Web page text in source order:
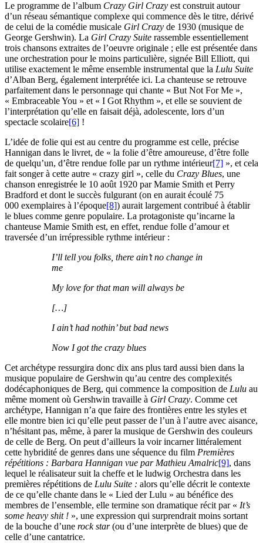
Le programme de l’album Crazy Girl Crazy est construit autour
d’un réseau sémantique complexe qui commence dès le titre, dérivé
de celui de la comédie musicale Girl Crazy de 1930 (musique de
George Gershwin). La Girl Crazy Suite rassemble essentiellement
trois chansons extraites de l’oeuvre originale ; elle est présentée dans
une orchestration pour le moins particulière, signée Bill Elliott, qui
utilise exactement le même ensemble instrumental que la Lulu Suite
d’Alban Berg, également interprétée ici. La chanteuse se retrouve
parfaitement dans le personnage qui chante « But Not For Me »,
« Embraceable You » et « I Got Rhythm », et elle se souvient de
l’interprétation qu’elle en faisait déjà, adolescente, lors d’un
spectacle scolaire[6] !
L’idée de folie qui est au centre du programme est celle, précise
Hannigan dans le livret, de « la folie d’être amoureuse, d’être folle
de quelqu’un, d’être rendue folle par un rythme intérieur[7] », et cela
fait songer à cette autre « crazy girl », celle du Crazy Blues, une
chanson enregistrée le 10 août 1920 par Mamie Smith et Perry
Bradford et dont le succès fulgurant (on en aurait écoulé 75
000 exemplaires à l’époque[8]) aurait largement contribué à établir
le blues comme genre populaire. La protagoniste qu’incarne la
chanteuse Mamie Smith est, en effet, rendue folle d’amour et
traversée d’un irrépressible rythme intérieur :
I’ll tell you folks, there ain’t no change in
me
My love for that man will always be
[…]
I ain’t had nothin’ but bad news
Now I got the crazy blues
Cet archétype ressurgira donc dix ans plus tard aussi bien dans la
musique populaire de Gershwin qu’au centre des complexités
dodécaphoniques de Berg, qui commence la composition de Lulu au
même moment où Gershwin travaille à Girl Crazy. Comme cet
archétype, Hannigan n’a que faire des frontières entre les styles et
elle montre bien ici qu’elle peut passer de l’un à l’autre avec aisance,
n’hésitant pas, même, à parer la musique de Gershwin des couleurs
de celle de Berg. On peut d’ailleurs la voir incarner littéralement
cette hybridité de genres dans une séquence du film Premières
répétitions : Barbara Hannigan vue par Mathieu Amalric[9], dans
lequel le réalisateur suit la cheffe et le ludwig Orchestra dans les
premières répétitions de Lulu Suite : alors qu’elle décrit le contexte
de ce qu’elle chante dans le « Lied der Lulu » au bénéfice des
membres de l’ensemble, elle termine son dramatique récit par « It’s
some heavy shit ! », une expression qui surprendrait moins sortant
de la bouche d’une rock star(ou d’une interprète de blues) que de
celle d’une cantatrice.